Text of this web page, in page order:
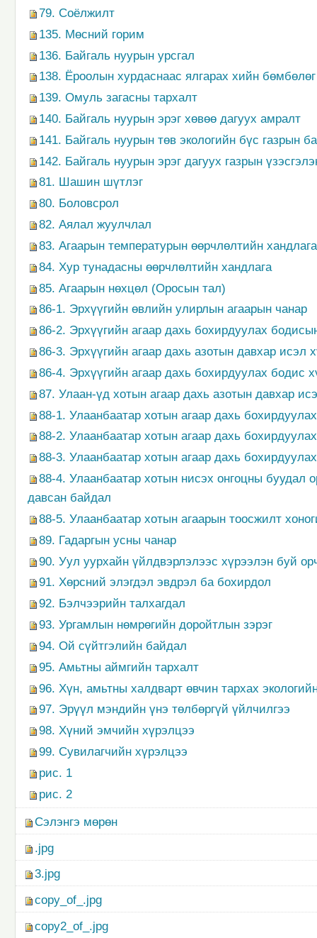
79. Соёлжилт
135. Мөсний горим
136. Байгаль нуурын урсгал
138. Ёроолын хурдаснаас ялгарах хийн бөмбөлөг
139. Омуль загасны тархалт
140. Байгаль нуурын эрэг хөвөө дагуух амралт
141. Байгаль нуурын төв экологийн бүс газрын
142. Байгаль нуурын эрэг дагуух газрын
81. Шашин шүтлэг
80. Боловсрол
82. Аялал жуулчлал
83. Агаарын температурын өөрчлөлтийн хандлага
84. Хур тунадасны өөрчлөлтийн хандлага
85. Агаарын нөхцөл (Оросын тал)
86-1. Эрхүүгийн өвлийн улирлын агаарын чанар
86-2. Эрхүүгийн агаар дахь бохирдуулах
86-3. Эрхүүгийн агаар дахь азотын давхар исэл
86-4. Эрхүүгийн агаар дахь бохирдуулах бодис
87. Улаан-үд хотын агаар дахь азотын давхар
88-1. Улаанбаатар хотын агаар дахь
88-2. Улаанбаатар хотын агаар дахь
88-3. Улаанбаатар хотын агаар дахь
88-4. Улаанбаатар хотын нисэх онгоцны буудал
давсан байдал
88-5. Улаанбаатар хотын агаарын тоосжилт
89. Гадаргын усны чанар
90. Уул уурхайн үйлдвэрлэлээс хүрээлэн буй
91. Хөрсний элэгдэл эвдрэл ба бохирдол
92. Бэлчээрийн талхагдал
93. Ургамлын нөмрөгийн доройтлын зэрэг
94. Ой сүйтгэлийн байдал
95. Амьтны аймгийн тархалт
96. Хүн, амьтны халдварт өвчин тархах
97. Эрүүл мэндийн үнэ төлбөргүй үйлчилгээ
98. Хүний эмчийн хүрэлцээ
99. Сувилагчийн хүрэлцээ
рис. 1
рис. 2
Сэлэнгэ мөрөн
.jpg
3.jpg
copy_of_.jpg
copy2_of_.jpg